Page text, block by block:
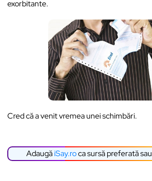
exorbitante.
Cred că a venit vremea unei schimbări.
AdaugăiSay.roca sursă preferată sau